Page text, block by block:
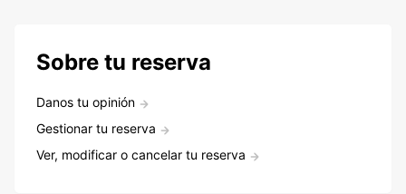
Sobre tu reserva
Danos tu opinión
Gestionar tu reserva
Ver, modificar o cancelar tu reserva